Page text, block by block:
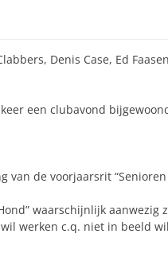
Denis Case, Ed Faasen
een clubavond
de voorjaarsrit “Senioren
waarschijnlijk aanwezig
werken c.q. niet in beeld